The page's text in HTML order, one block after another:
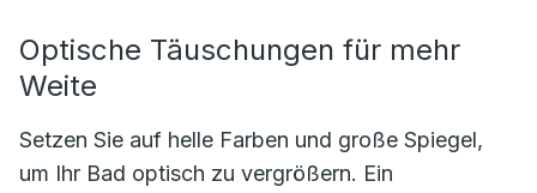
Optische Täuschungen für mehr
Weite
Setzen Sie auf helle Farben und große Spiegel,
um Ihr Bad optisch zu vergrößern. Ein